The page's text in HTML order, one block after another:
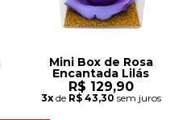
Mini Box de Rosa
Encantada Lilás
R$ 129,90
3xde R$ 43,30sem juros